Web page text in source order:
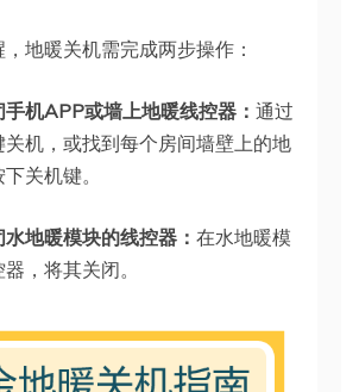
地暖关机需完成两步操作：
机APP或墙上地暖线控器： 通过
机，或找到每个房间墙壁上的地
关机键。
地暖模块的线控器： 在水地暖模
，将其关闭。